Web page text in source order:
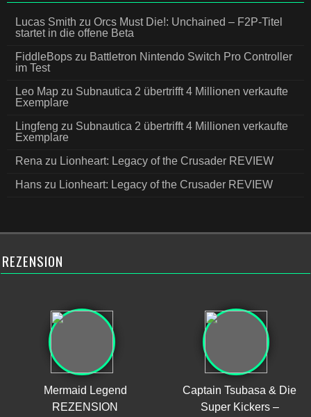
Lucas Smith zu Orcs Must Die!: Unchained – F2P-Titel
startet in die offene Beta
FiddleBops zu Battletron Nintendo Switch Pro Controller
im Test
Leo Map zu Subnautica 2 übertrifft 4 Millionen verkaufte
Exemplare
Lingfeng zu Subnautica 2 übertrifft 4 Millionen verkaufte
Exemplare
Rena zu Lionheart: Legacy of the Crusader REVIEW
Hans zu Lionheart: Legacy of the Crusader REVIEW
REZENSION
Mermaid Legend
REZENSION
Captain Tsubasa & Die
Super Kickers –